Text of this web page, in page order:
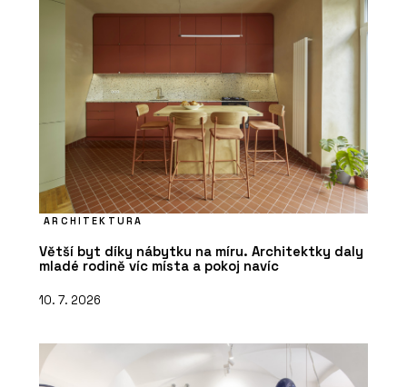
ARCHITEKTURA
Větší byt díky nábytku na míru. Architektky daly
mladé rodině víc místa a pokoj navíc
10. 7. 2026